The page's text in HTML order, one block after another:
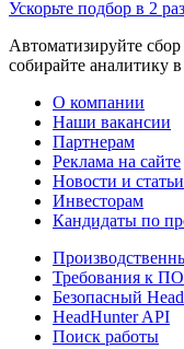
Ускорьте подбор в 2
Автоматизируйте
собирайте аналитику
О компании
Наши вакансии
Партнерам
Реклама на сайте
Новости и статьи
Инвесторам
Кандидаты по
Требования к ПО
Безопасный
HeadHunter API
Поиск работы